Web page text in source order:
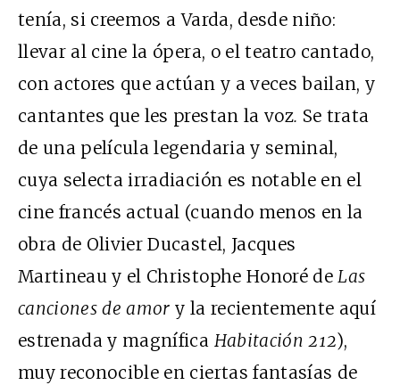
tenía, si creemos a Varda, desde niño:
llevar al cine la ópera, o el teatro cantado,
con actores que actúan y a veces bailan, y
cantantes que les prestan la voz. Se trata
de una película legendaria y seminal,
cuya selecta irradiación es notable en el
cine francés actual (cuando menos en la
obra de Olivier Ducastel, Jacques
Martineau y el Christophe Honoré deLas
canciones de amor y la recientemente aquí
estrenada y magnífica Habitación 212),
muy reconocible en ciertas fantasías de